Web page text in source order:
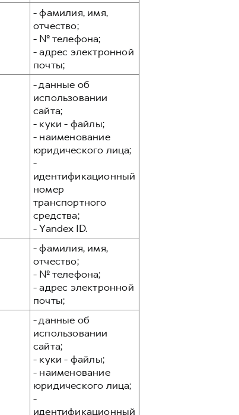
- фамилия, имя,
отчество;
- № телефона;
- адрес электронной
почты;
- данные об
использовании
сайта;
- куки - файлы;
- наименование
юридического лица;
-
идентификационный
номер
транспортного
средства;
- Yandex ID.
- фамилия, имя,
отчество;
- № телефона;
- адрес электронной
почты;
- данные об
использовании
сайта;
- куки - файлы;
- наименование
юридического лица;
-
идентификационный